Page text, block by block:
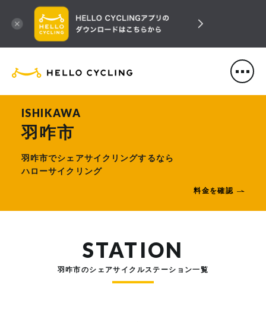
HELLO CYCLING（ハローサ
ISHIKAWA
羽咋市
羽咋市でシェアサイクリングするなら
ハローサイクリング
料金を確認
STATION
羽咋市のシェアサイクルステーション一覧